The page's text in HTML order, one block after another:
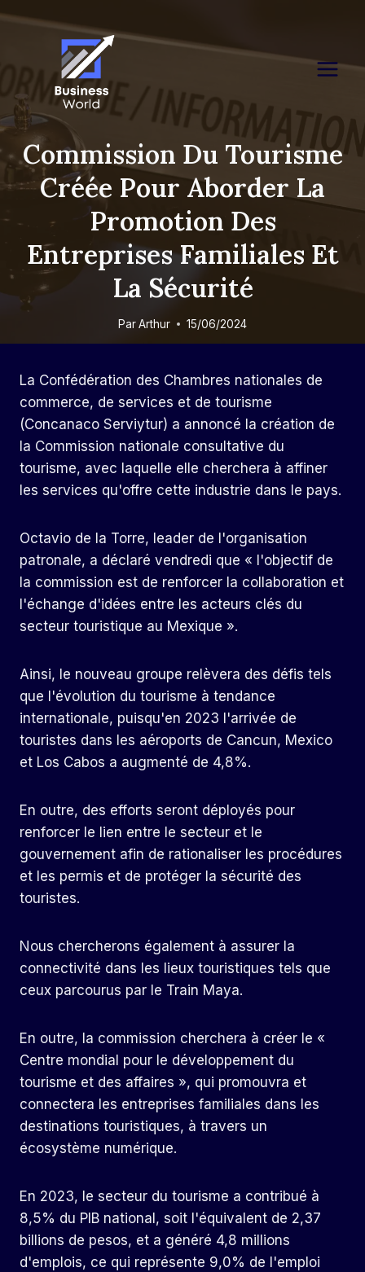
Skip
Commission Du Tourisme
Créée Pour Aborder La
Promotion Des
Entreprises Familiales Et
La Sécurité
ParArthur 15/06/2024
La Confédération des Chambres nationales de
commerce, de services et de tourisme
(Concanaco Serviytur) a annoncé la création de
la Commission nationale consultative du
tourisme, avec laquelle elle cherchera à affiner
les services qu'offre cette industrie dans le pays.
Octavio de la Torre, leader de l'organisation
patronale, a déclaré vendredi que « l'objectif de
la commission est de renforcer la collaboration et
l'échange d'idées entre les acteurs clés du
secteur touristique au Mexique ».
Ainsi, le nouveau groupe relèvera des défis tels
que l'évolution du tourisme à tendance
internationale, puisqu'en 2023 l'arrivée de
touristes dans les aéroports de Cancun, Mexico
et Los Cabos a augmenté de 4,8%.
En outre, des efforts seront déployés pour
renforcer le lien entre le secteur et le
gouvernement afin de rationaliser les procédures
et les permis et de protéger la sécurité des
touristes.
Nous chercherons également à assurer la
connectivité dans les lieux touristiques tels que
ceux parcourus par le Train Maya.
En outre, la commission cherchera à créer le «
Centre mondial pour le développement du
tourisme et des affaires », qui promouvra et
connectera les entreprises familiales dans les
destinations touristiques, à travers un
écosystème numérique.
En 2023, le secteur du tourisme a contribué à
8,5% du PIB national, soit l'équivalent de 2,37
billions de pesos, et a généré 4,8 millions
d'emplois, ce qui représente 9,0% de l'emploi